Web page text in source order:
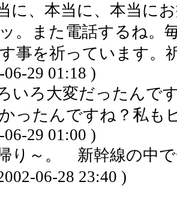
に、本当に、本当に
。また電話するね。
事を祈っています。
06-29 01:18 )
いろ大変だったんで
ったんですね？私も
06-29 01:00 )
り～。 新幹線の中
06-28 23:40 )